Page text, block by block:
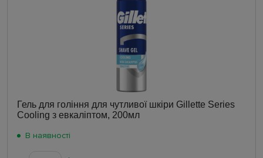
Гель для гоління для чутливої шкіри Gillette Series
Cooling з евкаліптом, 200мл
В наявності